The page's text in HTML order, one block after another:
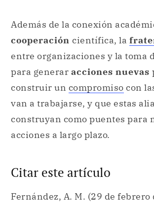
Además de la conexión
cooperación científica, la
entre organizaciones y la toma
para generar acciones nuevas
construir un compromiso con
van a trabajarse, y que estas
construyan como puentes para
acciones a largo plazo.
Citar este artículo
Fernández, A. M. (29 de febrero